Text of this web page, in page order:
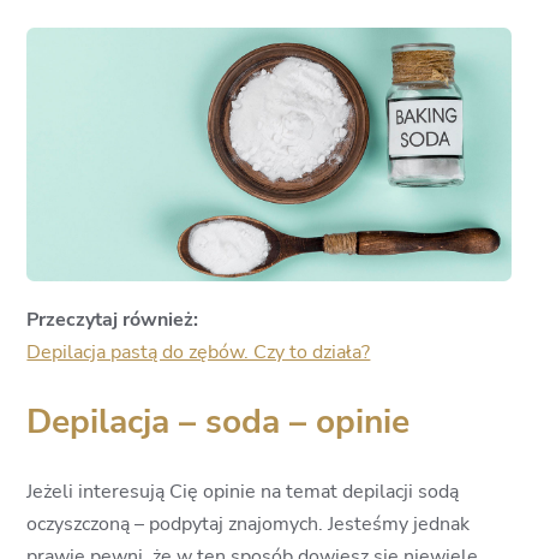
Przeczytaj również:
Depilacja pastą do zębów. Czy to działa?
Depilacja – soda – opinie
Jeżeli interesują Cię opinie na temat depilacji sodą
oczyszczoną – podpytaj znajomych. Jesteśmy jednak